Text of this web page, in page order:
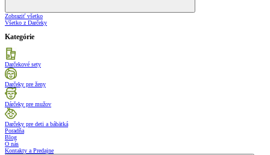
Zobraziť všetko
Všetko z Darčeky
Kategórie
Darčekové sety
Darčeky pre ženy
Dárčeky pre mužov
Darčeky pre deti a bábätká
Poradňa
Blog
O nás
Kontakty a Predajne